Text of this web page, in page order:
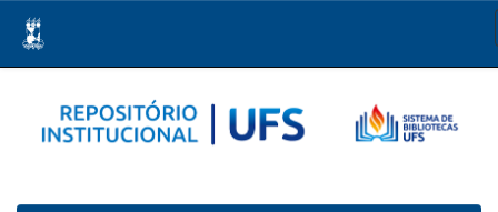
navigation